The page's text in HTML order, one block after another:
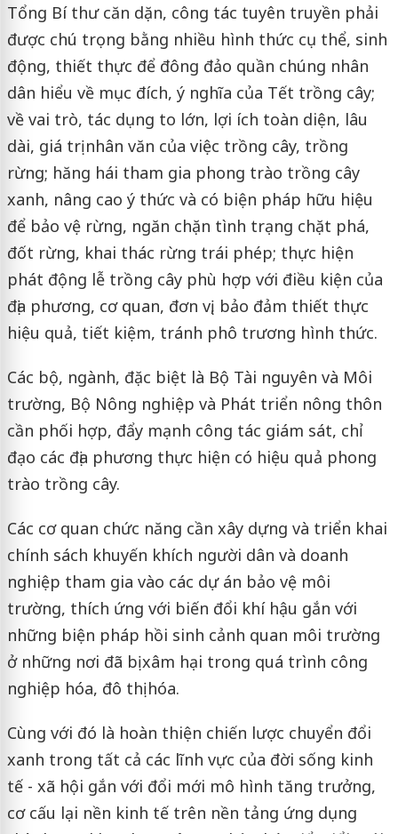
Tổng Bí thư căn dặn, công tác tuyên truyền phải
được chú trọng bằng nhiều hình thức cụ thể, sinh
động, thiết thực để đông đảo quần chúng nhân
dân hiểu về mục đích, ý nghĩa của Tết trồng cây;
về vai trò, tác dụng to lớn, lợi ích toàn diện, lâu
dài, giá trị nhân văn của việc trồng cây, trồng
rừng; hăng hái tham gia phong trào trồng cây
xanh, nâng cao ý thức và có biện pháp hữu hiệu
để bảo vệ rừng, ngăn chặn tình trạng chặt phá,
đốt rừng, khai thác rừng trái phép; thực hiện
phát động lễ trồng cây phù hợp với điều kiện của
địa phương, cơ quan, đơn vị, bảo đảm thiết thực
hiệu quả, tiết kiệm, tránh phô trương hình thức.
Các bộ, ngành, đặc biệt là Bộ Tài nguyên và Môi
trường, Bộ Nông nghiệp và Phát triển nông thôn
cần phối hợp, đẩy mạnh công tác giám sát, chỉ
đạo các địa phương thực hiện có hiệu quả phong
trào trồng cây.
Các cơ quan chức năng cần xây dựng và triển khai
chính sách khuyến khích người dân và doanh
nghiệp tham gia vào các dự án bảo vệ môi
trường, thích ứng với biến đổi khí hậu gắn với
những biện pháp hồi sinh cảnh quan môi trường
ở những nơi đã bị xâm hại trong quá trình công
nghiệp hóa, đô thị hóa.
Cùng với đó là hoàn thiện chiến lược chuyển đổi
xanh trong tất cả các lĩnh vực của đời sống kinh
tế - xã hội gắn với đổi mới mô hình tăng trưởng,
cơ cấu lại nền kinh tế trên nền tảng ứng dụng